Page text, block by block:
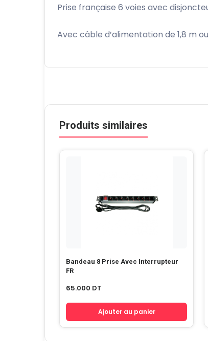
Prise française 6 voies avec
Avec câble d’alimentation de 1,8 m
Produits similaires
Bandeau 8 Prise Avec Interrupteur
FR
65.000 DT
Ajouter au panier